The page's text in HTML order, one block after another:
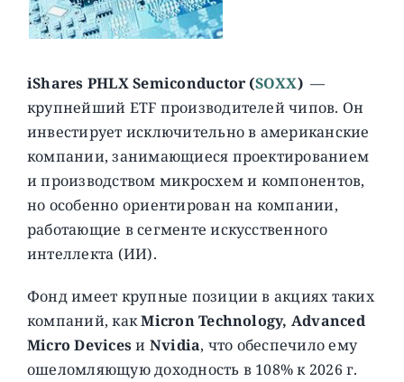
iShares PHLX Semiconductor (SOXX)—
крупнейший ETF производителей чипов. Он
инвестирует исключительно в американские
компании, занимающиеся проектированием
и производством микросхем и компонентов,
но особенно ориентирован на компании,
работающие в сегменте искусственного
интеллекта (ИИ).
Фонд имеет крупные позиции в акциях таких
компаний, какMicron Technology, Advanced
Micro Devicesи Nvidia, что обеспечило ему
ошеломляющую доходность в 108% к 2026 г.